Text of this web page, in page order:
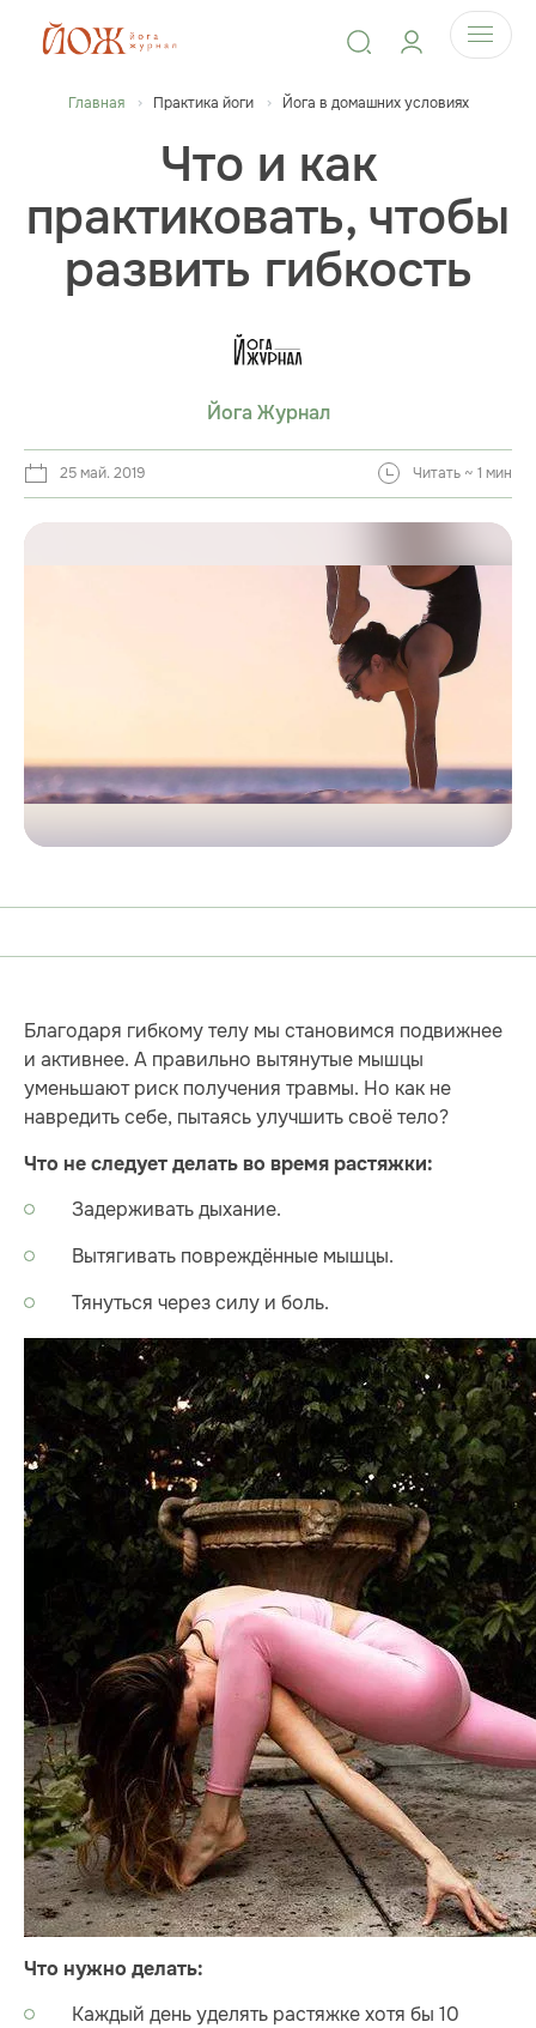
Главная Практика йоги Йога в домашних условиях
Что и как
практиковать, чтобы
развить гибкость
Йога Журнал
25 май. 2019 Читать ~ 1 мин
Благодаря гибкому телу мы становимся подвижнее
и активнее. А правильно вытянутые мышцы
уменьшают риск получения травмы. Но как не
навредить себе, пытаясь улучшить своё тело?
Что не следует делать во время растяжки:
Задерживать дыхание.
Вытягивать повреждённые мышцы.
Тянуться через силу и боль.
Что нужно делать:
Каждый день уделять растяжке хотя бы 10